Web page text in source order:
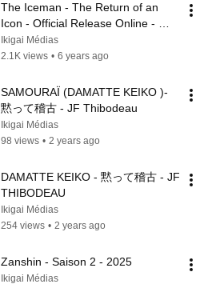
The Iceman - The Return of an
Icon - Official Release Online -
June 19th 2020
Ikigai Médias
2.1K views • 6 years ago
SAMOURAÏ (DAMATTE KEIKO )-
黙って稽古 - JF Thibodeau
Ikigai Médias
98 views • 2 years ago
DAMATTE KEIKO - 黙って稽古 - JF
THIBODEAU
Ikigai Médias
254 views • 2 years ago
Zanshin - Saison 2 - 2025
Ikigai Médias